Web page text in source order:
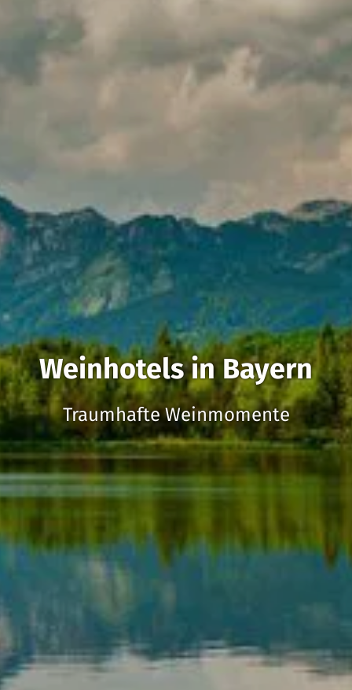
Weinhotels in Bayern
Traumhafte Weinmomente